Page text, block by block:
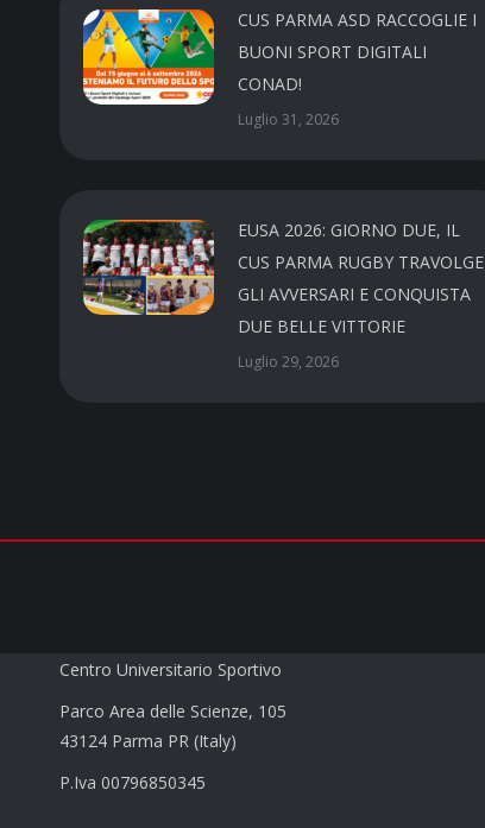
CUS PARMA ASD RACCOGLIE I
BUONI SPORT DIGITALI
CONAD!
Luglio 31, 2026
EUSA 2026: GIORNO DUE, IL
CUS PARMA RUGBY TRAVOLGE
GLI AVVERSARI E CONQUISTA
DUE BELLE VITTORIE
Luglio 29, 2026
Centro Universitario Sportivo
Parco Area delle Scienze, 105
43124 Parma PR (Italy)
P.Iva 00796850345